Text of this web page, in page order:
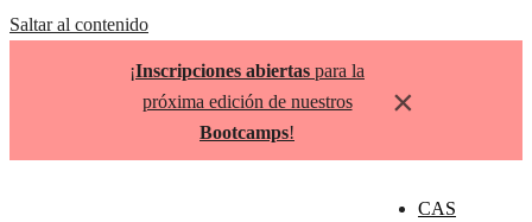
Saltar al contenido
¡Inscripciones abiertas para la
próxima edición de nuestros
Bootcamps!
×
CAS